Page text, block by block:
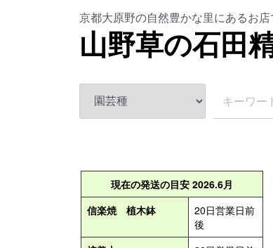
京都大原野の自然豊かな里にあるお店
山野草の石田